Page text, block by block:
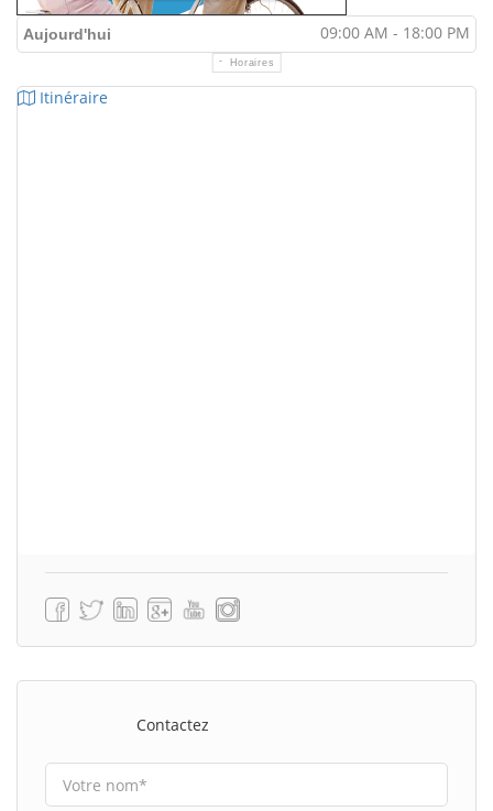
Aujourd'hui 09:00 AM - 18:00 PM
Horaires
Itinéraire
Contactez